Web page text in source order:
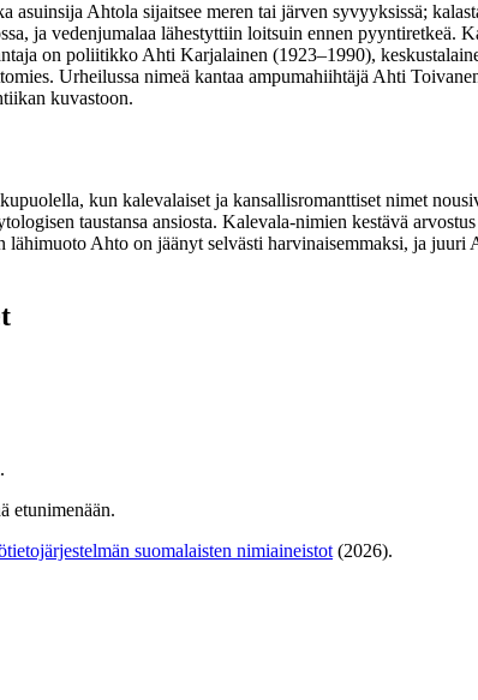
Ahtola sijaitsee meren tai järven syvyyksissä;
ja vedenjumalaa lähestyttiin loitsuin ennen pyyntiretkeä.
on poliitikko Ahti Karjalainen (1923–1990),
Urheilussa nimeä kantaa ampumahiihtäjä Ahti
kuvastoon.
kun kalevalaiset ja kansallisromanttiset nimet
taustansa ansiosta. Kalevala-nimien kestävä
lähimuoto Ahto on jäänyt selvästi harvinaisemmaksi, ja
etunimenään.
suomalaisten nimiaineistot (2026).